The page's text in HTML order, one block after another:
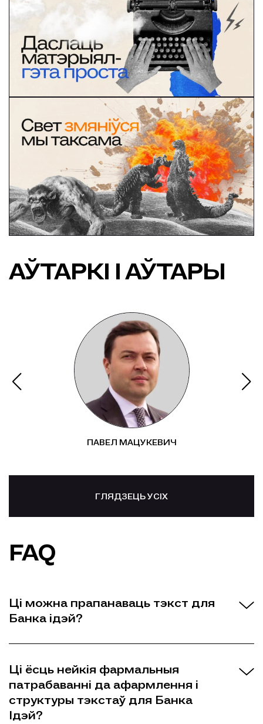
АЎТАРКІ І АЎТАРЫ
ПАВЕЛ МАЦУКЕВИЧ
ГЛЯДЗЕЦЬ УСІХ
FAQ
Ці можна прапанаваць тэкст для
Банка ідэй?
Ці ёсць нейкія фармальныя
патрабаванні да афармлення і
структуры тэкстаў для Банка
Iдэй?